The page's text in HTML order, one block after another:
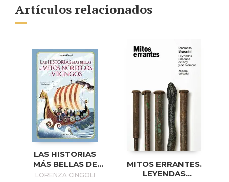
Artículos relacionados
LAS HISTORIAS
MÁS BELLAS DE
MITOS NÓRDICOS
LORENZA CINGOLI
MITOS ERRANTES.
LEYENDAS